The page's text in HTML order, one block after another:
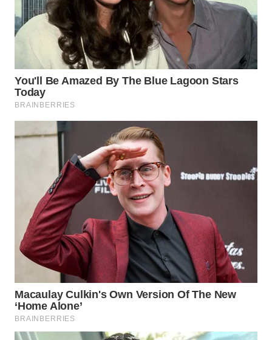
TAPANULI
UTARA
SAMOSIR
WN
PADANG
LAWAS
SUMEDANG
WN
CIANJUR
WN
KEPULAUAN
SERIBU
WN
TANGERANG